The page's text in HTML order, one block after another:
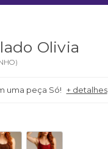
Olivia
)
uma peça Só! + detalhes